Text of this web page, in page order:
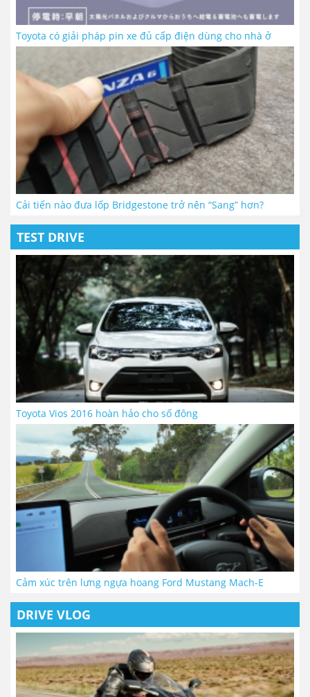
Toyota có giải pháp pin xe đủ cấp điện dùng cho nhà ở
Cải tiến nào đưa lốp Bridgestone trở nên “Sang” hơn?
TEST DRIVE
Toyota Vios 2016 hoàn hảo cho số đông
Cảm xúc trên lưng ngựa hoang Ford Mustang Mach-E
DRIVE VLOG